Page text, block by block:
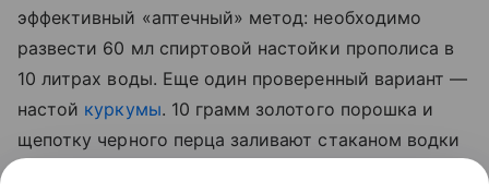
эффективный «аптечный» метод: необходимо
развести 60 мл спиртовой настойки прополиса в
10 литрах воды. Еще один проверенный вариант —
настой куркумы. 10 грамм золотого порошка и
щепотку черного перца заливают стаканом водки